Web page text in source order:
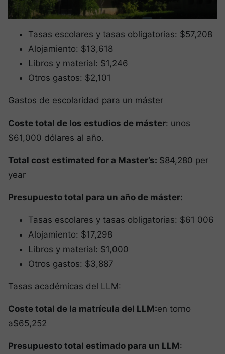
Tasas escolares y tasas obligatorias: $57,208
Alojamiento: $13,618
Libros y material: $1,246
Otros gastos: $2,101
Gastos de escolaridad para un máster
Coste total de los estudios de máster: unos
$61,000 dólares al año.
Total cost estimated for a Master’s: $84,280 per
year
Presupuesto total para un año de máster:
Tasas escolares y tasas obligatorias: $61 006
Alojamiento: $17,298
Libros y material: $1,000
Otros gastos: $3,887
Tasas académicas del LLM:
Coste total de la matrícula del LLM:en torno
a$65,252
Presupuesto total estimado para un LLM: